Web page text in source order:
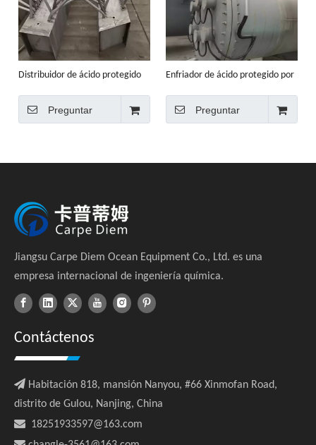
Distribuidor de ácido protegido
Preguntar
Enfriador de ácido protegido por
Preguntar
Jiangsu Carpe Diem Ocean Equipment Co., Ltd. es una
empresa internacional de ingeniería química.
Contáctenos
 Habitación 818, mansión Nanyou, #66 Xinmofan Road,
distrito de Gulou, Nanjing, China
 18251933597@163.com